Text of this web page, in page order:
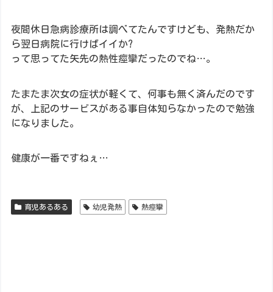
夜間休日急病診療所は調べてたんですけども、発熱だか
ら翌日病院に行けばイイか?
って思ってた矢先の熱性痙攣だったのでね…。
たまたま次女の症状が軽くて、何事も無く済んだのです
が、上記のサービスがある事自体知らなかったので勉強
になりました。
健康が一番ですねぇ…
育児あるある 幼児発熱 熱痙攣